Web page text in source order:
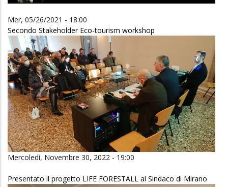
Mer, 05/26/2021 - 18:00
Secondo Stakeholder Eco-tourism workshop
Mercoledì, Novembre 30, 2022 - 19:00
Presentato il progetto LIFE FORESTALL al Sindaco di Mirano